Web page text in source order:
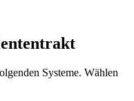
Systeme. Wählen